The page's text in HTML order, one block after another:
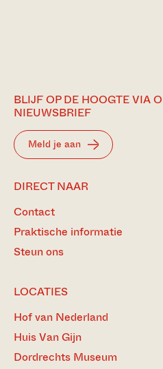
BLIJF OP DE HOOGTE VIA
NIEUWSBRIEF
Meld je aan
DIRECT NAAR
Contact
Praktische informatie
Steun ons
LOCATIES
Hof van Nederland
Huis Van Gijn
Dordrechts Museum